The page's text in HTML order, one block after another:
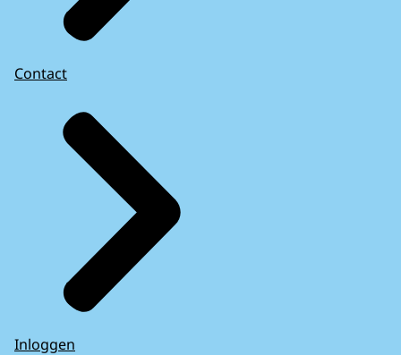
Contact
Inloggen